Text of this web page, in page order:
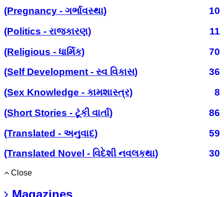
(Pregnancy - ગર્ભાવસ્થા)
10
(Politics - રાજકારણ)
11
(Religious - ધાર્મિક)
70
(Self Development - સ્વ વિકાસ)
36
(Sex Knowledge - કામશાસ્ત્ર)
8
(Short Stories - ટૂંકી વાર્તા)
86
(Translated - અનુવાદ)
59
(Translated Novel - વિદેશી નવલકથા)
30
Close
Magazines